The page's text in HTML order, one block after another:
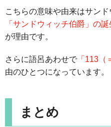
こちらの意味や由来はサン
「サンドウィッチ伯爵」の誕
が理由です。
さらに語呂あわせで 「113（
由のひとつになっています。
まとめ